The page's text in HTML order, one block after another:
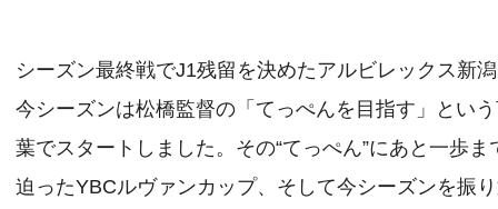
シーズン最終戦でJ1残留を決めたアルビレックス新
今シーズンは松橋監督の「てっぺんを目指す」とい
葉でスタートしました。その“てっぺん”にあと一歩ま
迫ったYBCルヴァンカップ、そして今シーズンを振